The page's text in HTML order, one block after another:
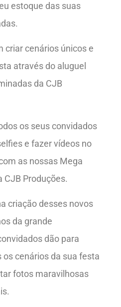
estoque das suas
criar cenários únicos e
através do aluguel
da CJB
os seus convidados
e fazer vídeos no
as nossas Mega
CJB Produções.
criação desses novos
da grande
dão para
cenários da sua festa
fotos maravilhosas